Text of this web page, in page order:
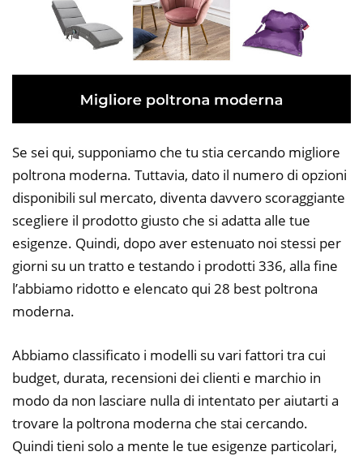
Se sei qui, supponiamo che tu stia cercando migliore
poltrona moderna. Tuttavia, dato il numero di opzioni
disponibili sul mercato, diventa davvero scoraggiante
scegliere il prodotto giusto che si adatta alle tue
esigenze. Quindi, dopo aver estenuato noi stessi per
giorni su un tratto e testando i prodotti 336, alla fine
l’abbiamo ridotto e elencato qui 28 best poltrona
moderna.
Abbiamo classificato i modelli su vari fattori tra cui
budget, durata, recensioni dei clienti e marchio in
modo da non lasciare nulla di intentato per aiutarti a
trovare la poltrona moderna che stai cercando.
Quindi tieni solo a mente le tue esigenze particolari,